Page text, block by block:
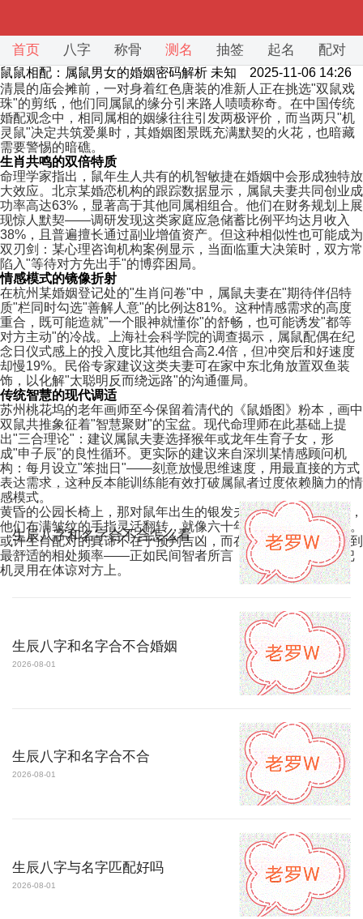
首页 八字 称骨 测名 抽签 起名 配对
鼠鼠相配：属鼠男女的婚姻密码解析 未知 2025-11-06 14:26
清晨的庙会摊前，一对身着红色唐装的准新人正在挑选"双鼠戏
珠"的剪纸，他们同属鼠的缘分引来路人啧啧称奇。在中国传统
婚配观念中，相同属相的姻缘往往引发两极评价，而当两只"机
灵鼠"决定共筑爱巢时，其婚姻图景既充满默契的火花，也暗藏
需要警惕的暗礁。
生肖共鸣的双倍特质
命理学家指出，鼠年生人共有的机智敏捷在婚姻中会形成独特放
大效应。北京某婚恋机构的跟踪数据显示，属鼠夫妻共同创业成
功率高达63%，显著高于其他同属相组合。他们在财务规划上展
现惊人默契——调研发现这类家庭应急储蓄比例平均达月收入
38%，且普遍擅长通过副业增值资产。但这种相似性也可能成为
双刃剑：某心理咨询机构案例显示，当面临重大决策时，双方常
陷入"等待对方先出手"的博弈困局。
情感模式的镜像折射
在杭州某婚姻登记处的"生肖问卷"中，属鼠夫妻在"期待伴侣特
质"栏同时勾选"善解人意"的比例达81%。这种情感需求的高度
重合，既可能造就"一个眼神就懂你"的舒畅，也可能诱发"都等
对方主动"的冷战。上海社会科学院的调查揭示，属鼠配偶在纪
念日仪式感上的投入度比其他组合高2.4倍，但冲突后和好速度
却慢19%。民俗专家建议这类夫妻可在家中东北角放置双鱼装
饰，以化解"太聪明反而绕远路"的沟通僵局。
传统智慧的现代调适
苏州桃花坞的老年画师至今保留着清代的《鼠婚图》粉本，画中
双鼠共推象征着"智慧聚财"的宝盆。现代命理师在此基础上提
出"三合理论"：建议属鼠夫妻选择猴年或龙年生育子女，形
成"申子辰"的良性循环。更实际的建议来自深圳某情感顾问机
构：每月设立"笨拙日"——刻意放慢思维速度，用最直接的方式
表达需求，这种反本能训练能有效打破属鼠者过度依赖脑力的情
感模式。
黄昏的公园长椅上，那对鼠年出生的银发夫妻正在玩解绳游戏，
他们布满皱纹的手指灵活翻转，就像六十年前初遇时那般默契。
或许生肖配对的真谛不在于预判吉凶，而在于让相似的天性找到
最舒适的相处频率——正如民间智者所言："两鼠相配，贵在把
机灵用在体谅对方上。
生辰八字和名字合不合怎么看
2026-08-01
生辰八字和名字合不合婚姻
2026-08-01
生辰八字和名字合不合
2026-08-01
生辰八字与名字匹配好吗
2026-08-01